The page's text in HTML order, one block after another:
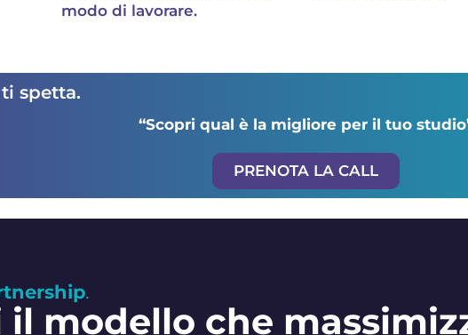
modo di lavorare.
spetta.
“Scopri qual è la migliore per il tuo
PRENOTA LA CALL
.
il modello che